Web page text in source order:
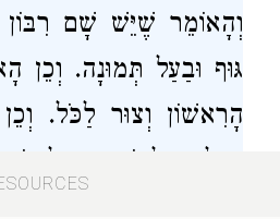
וְהָאוֹמֵר שֶׁיֵּשׁ שָׁם
גּוּף וּבַעַל תְּמוּנָה. וְכֵן
הָרִאשׁוֹן וְצוּר לַכֹּל.
מַזָּל וְזוּלָתוֹ כְּדֵי